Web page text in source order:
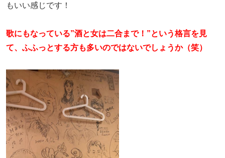
もいい感じです！
歌にもなっている”酒と女は二合まで！”という格言を見
て、ふふっとする方も多いのではないでしょうか（笑）